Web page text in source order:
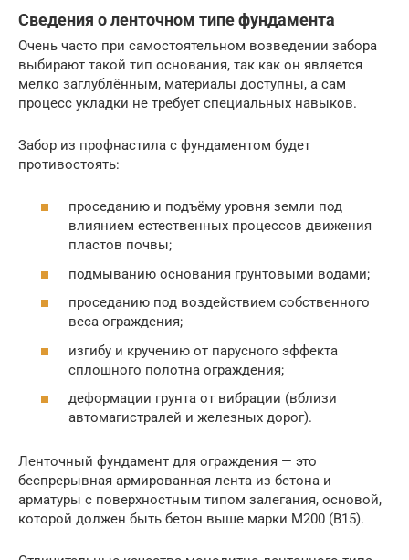
Сведения о ленточном типе фундамента
Очень часто при самостоятельном возведении забора
выбирают такой тип основания, так как он является
мелко заглублённым, материалы доступны, а сам
процесс укладки не требует специальных навыков.
Забор из профнастила с фундаментом будет
противостоять:
проседанию и подъёму уровня земли под
влиянием естественных процессов движения
пластов почвы;
подмыванию основания грунтовыми водами;
проседанию под воздействием собственного
веса ограждения;
изгибу и кручению от парусного эффекта
сплошного полотна ограждения;
деформации грунта от вибрации (вблизи
автомагистралей и железных дорог).
Ленточный фундамент для ограждения — это
беспрерывная армированная лента из бетона и
арматуры с поверхностным типом залегания, основой,
которой должен быть бетон выше марки М200 (В15).